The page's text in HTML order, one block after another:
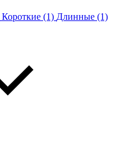
Короткие (1) Длинные (1)